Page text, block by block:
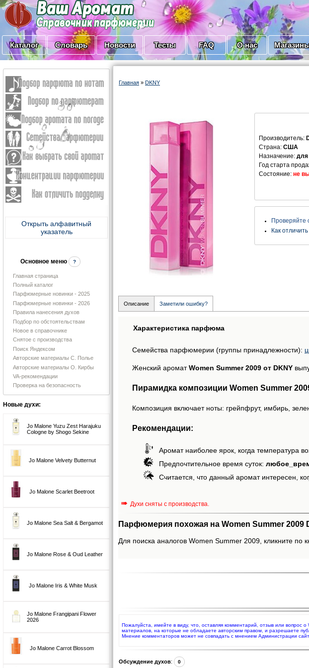
Каталог Словарь Новости Тесты FAQ О нас
Открыть алфавитный
указатель
Основное меню ?
Главная страница
Полный каталог
Парфюмерные новинки - 2025
Парфюмерные новинки - 2026
Правила нанесения духов
Подбор по обстоятельствам
Новое в справочнике
Снятое с производства
Поиск Яндексом
Авторские материалы С. Полье
Авторские материалы О. Кирбы
VA-рекомендации
Проверка на безопасность
Новые духи:
Jo Malone Yuzu Zest Harajuku
Cologne by Shogo Sekine
Jo Malone Velvety Butternut
Jo Malone Scarlet Beetroot
Jo Malone Sea Salt & Bergamot
Jo Malone Rose & Oud Leather
Jo Malone Iris & White Musk
Jo Malone Frangipani Flower
2026
Jo Malone Carrot Blossom
Главная » DKNY
Производитель:
Страна: США
Назначение: для
Год старта
Состояние: не
Проверяйте
Как
Описание Заметили ошибку?
Характеристика парфюма
Семейства парфюмерии (группы принадлежности):
Женский ароматWomen Summer 2009 от DKNY
Пирамидка композиции Women Summer
Композиция включает ноты: грейпфрут, имбирь,
Рекомендации:
Аромат наиболее ярок, когда температура
Предпочтительное время суток:
Считается, что данный аромат интересен,
➠ Духи сняты с производства.
Парфюмерия похожая на Women Summer 2009
Для поиска аналогов Women Summer 2009, кликните по
Пожалуйста, имейте в виду, что, оставляя комментарий, отзыв или вопрос
материалов, на которые не обладаете авторским правом, и разрешаете
Мнение комментаторов может не совпадать с мнением Администрации
Обсуждение духов: 0